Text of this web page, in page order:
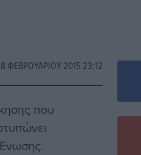
ΦΕΒΡΟΥΑΡΊΟΥ 2015 23:12
που